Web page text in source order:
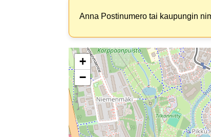
Anna Postinumero tai kaupungin
+
−